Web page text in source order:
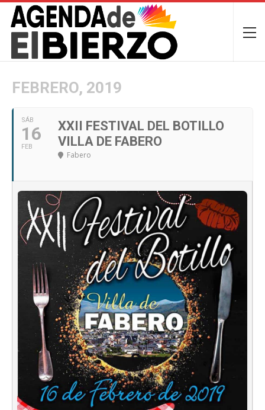
FEBRERO, 2019
SÁB
16
FEB
XXII FESTIVAL DEL BOTILLO
VILLA DE FABERO
Fabero